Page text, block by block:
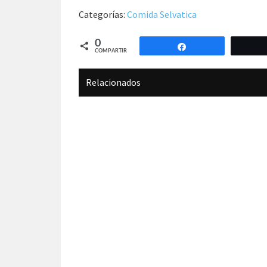
Categorías: Comida Selvatica
0
COMPARTIR
Relacionados